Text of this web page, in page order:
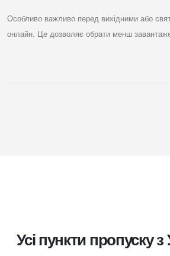
Особливо важливо перед вихідними або
онлайн. Це дозволяє обрати менш
Усі пункти пропуску